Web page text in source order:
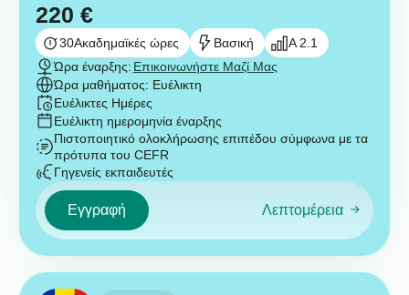
220 €
30Ακαδημαϊκές ώρες Βασική
A 2.1
Ώρα έναρξης: Επικοινωνήστε Μαζί Μας
Ώρα μαθήματος: Ευέλικτη
Ευέλικτες Ημέρες
Ευέλικτη ημερομηνία έναρξης
Πιστοποιητικό ολοκλήρωσης επιπέδου σύμφωνα με τα
πρότυπα του CEFR
Γηγενείς εκπαιδευτές
Εγγραφή Λεπτομέρεια